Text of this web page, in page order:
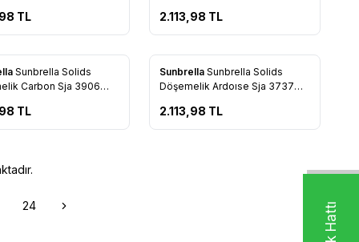
TL 2.113,98 TL
Ekle
Sunbrella Solids
Sja 3906
TL
Yeni
Favorilere Ekle
Sunbrella Sunbrella Solids
Döşemelik Ardoıse Sja 3737
2.113,98 TL
24